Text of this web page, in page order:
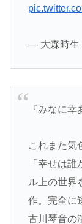
— 大森時生
『みなに幸
これまた気
「幸せは
ル上の世界
作。完全に
古川琴音の